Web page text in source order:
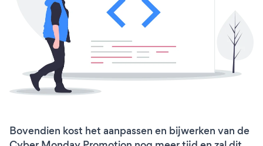
Bovendien kost het aanpassen en bijwerken van de